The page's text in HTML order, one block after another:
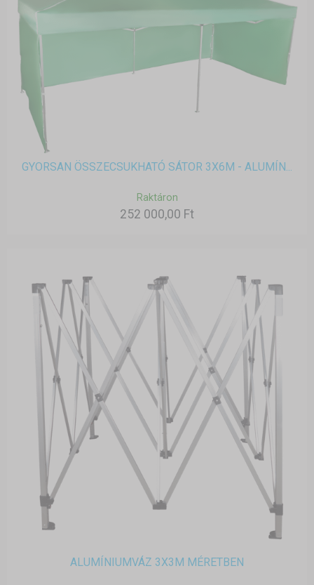
GYORSAN ÖSSZECSUKHATÓ SÁTOR 3X6M - ALUMÍN...
Raktáron
252 000,00 Ft
ALUMÍNIUMVÁZ 3X3M MÉRETBEN